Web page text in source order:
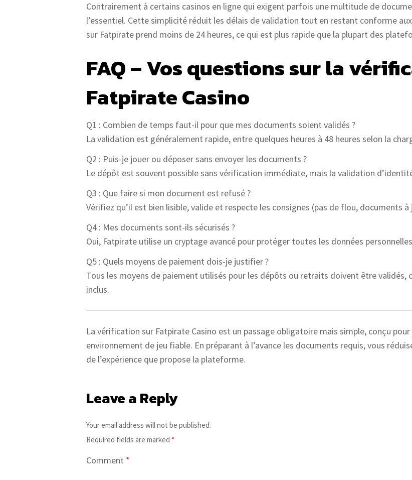
Contrairement à certains casinos en ligne qui exigent parfois une multitude de
l’essentiel. Cette simplicité réduit les délais de validation tout en restant conforme
sur Fatpirate prend moins de 24 heures, ce qui est plus rapide que la plupart des
FAQ – Vos questions sur la
Fatpirate Casino
Q1 : Combien de temps faut-il pour que mes documents soient validés ?
La validation est généralement rapide, entre quelques heures à 48 heures selon la
Q2 : Puis-je jouer ou déposer sans envoyer les documents ?
Le dépôt est souvent possible sans vérification immédiate, mais la validation
Q3 : Que faire si mon document est refusé ?
Vérifiez qu’il est bien lisible, valide et respecte les consignes (pas de flou, documents
Q4 : Mes documents sont-ils sécurisés ?
Oui, Fatpirate utilise un cryptage avancé pour protéger toutes les données
Q5 : Quels moyens de paiement dois-je justifier ?
Tous les moyens de paiement utilisés pour les dépôts ou retraits doivent être
inclus.
La vérification sur Fatpirate Casino est un passage obligatoire mais simple, conçu
environnement de jeu fiable. En préparant à l’avance les documents requis, vous
de l’expérience que propose la plateforme.
Leave a Reply
Your email address will not be published.
Required fields are marked *
Comment *